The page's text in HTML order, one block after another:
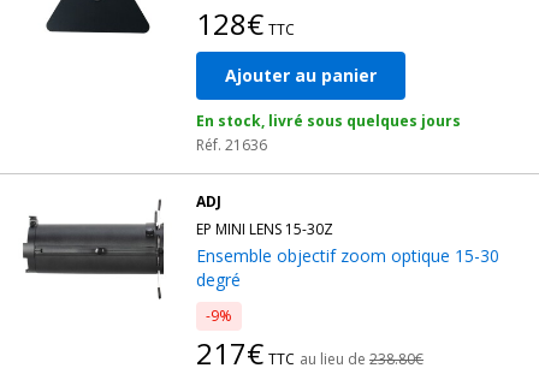
128€ TTC
Ajouter au panier
En stock, livré sous quelques jours
Réf. 21636
ADJ
EP MINI LENS 15-30Z
Ensemble objectif zoom optique 15-30
degré
-9%
217€ TTC au lieu de 238.80€